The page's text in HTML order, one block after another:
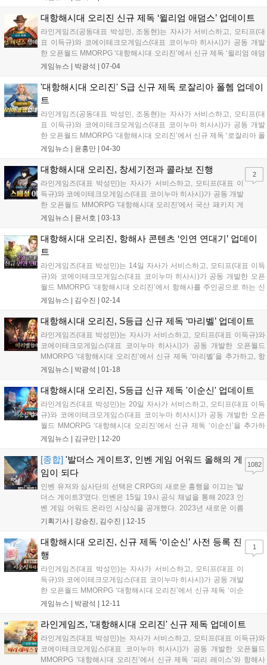
이를...
대항해시대 오리진 신규 제독 ‘윌리엄 애덤스’ 업데이트
라인게임즈(공동대표 박성민, 조동현)는 자사가 서비스하고, 모티프(대
표 이득규)와 코에이테크모게임스(대표 코이누마 히사시)가 공동 개발
한 오픈월드 MMORPG ‘대항해시대 오리진’에서 신규 제독 ‘윌리엄 애덤
스’를 추가하고, 항해사 및 보스 토벌 등 콘텐츠 업데이트를 진행했다고
특화...
게임뉴스 | 박광석 07-04
'대항해시대 오리진' S급 신규 제독 로잘리아 폴헴 업데이
트
라인게임즈(공동대표 박성민, 조동현)는 자사가 서비스하고, 모티프(대
표 이득규)와 코에이테크모게임스(대표 코이누마 히사시)가 공동 개발
한 오픈월드 MMORPG ‘대항해시대 오리진’에서 신규 제독 ‘로잘리아 폴
헴’을 추가하고, 항해사를 비롯한 콘텐츠 업데이트를 진행했다고 30일
전함을...
게임뉴스 | 윤홍만 04-30
대항해시대 오리진, 창세기전과 콜라보 진행
라인게임즈(대표 박성민)는 자사가 서비스하고, 모티프(대표 이
득규)와 코에이테크모게임스(대표 코이누마 히사시)가 공동 개발
한 오픈월드 MMORPG '대항해시대 오리진'에서 국산 패키지 게
임 명작 '창세기전'과 IP 콜라보를 진행한다고 13일 밝혔다. '창세
째 시리즈부터 최근 출시된 '창세기전...
게임뉴스 | 윤서호 03-13
2
대항해시대 오리진, 항해사 콘텐츠 ‘인연 연대기’ 업데이
트
라인게임즈(대표 박성민)는 14일 자사가 서비스하고, 모티프(대표 이득
규)와 코에이테크모게임스(대표 코이누마 히사시)가 공동 개발한 오픈
월드 MMORPG ‘대항해시대 오리진’에서 항해사를 주인공으로 하는 신
규 콘텐츠 ‘인연 연대기’를 선보였다. 제독이 아닌 항해사가 주인공으로
텐츠다. 연...
게임뉴스 | 김수진 02-14
대항해시대 오리진, S등급 신규 제독 ‘마리벨’ 업데이트
라인게임즈(대표 박성민)는 자사가 서비스하고, 모티프(대표 이득규)와
코에이테크모게임스(대표 코이누마 히사시)가 공동 개발한 오픈월드
MMORPG ‘대항해시대 오리진’에서 신규 제독 ‘마리벨’을 추가하고, 항
해사 5명과 신규 콘텐츠 업데이트를 진행했다고 18일 밝혔다. S등급 신
이었으...
게임뉴스 | 박광석 01-18
대항해시대 오리진, S등급 신규 제독 '이순신' 업데이트
라인게임즈(대표 박성민)는 20일 자사가 서비스하고, 모티프(대표 이득
규)와 코에이테크모게임스(대표 코이누마 히사시)가 공동 개발한 오픈
월드 MMORPG ‘대항해시대 오리진’에서 신규 제독 ‘이순신’을 추가하
고, 항해사 4명을 비롯한 콘텐츠 업데이트를 진행했다. 신규 제독 ‘이순
S등급...
게임뉴스 | 김규만 12-20
[종합] '발더스 게이트3', 인벤 게임 어워드 올해의 게
임이 되다
인벤 유저와 심사단의 선택은 CRPG의 새로운 흥행을 이끄는 '발
더스 게이트3'였다. 인벤은 15일 19시 공식 채널을 통해 2023 인
벤 게임 어워드 온라인 시상식을 공개했다. 2023년 새로운 이름
으로 재정비, 유저 투표 부문을 크게 늘린 인벤 게임 어워드는 이
고 등급 부문인 '올해의 게임...
기획기사 | 강승진, 김수진 12-15
1082
대항해시대 오리진, 신규 제독 ‘이순신’ 사전 등록 진
행
라인게임즈(대표 박성민)는 자사가 서비스하고, 모티프(대표 이
득규)와 코에이테크모게임스(대표 코이누마 히사시)가 공동 개발
한 오픈월드 MMORPG ‘대항해시대 오리진’에서 신규 제독 ‘이순
신’ 업데이트 사전 등록 이벤트를 진행한다고 11일 밝혔다. 이번
을 즐기는 이용자라면 누구나 전용 페이...
게임뉴스 | 박광석 12-11
1
라인게임즈, '대항해시대 오리진' 신규 제독 업데이트
라인게임즈(대표 박성민)는 자사가 서비스하고, 모티프(대표 이득규)와
코에이테크모게임스(대표 코이누마 히사시)가 공동 개발한 오픈월드
MMORPG ‘대항해시대 오리진’에서 신규 제독 ‘피리 레이스’와 항해사